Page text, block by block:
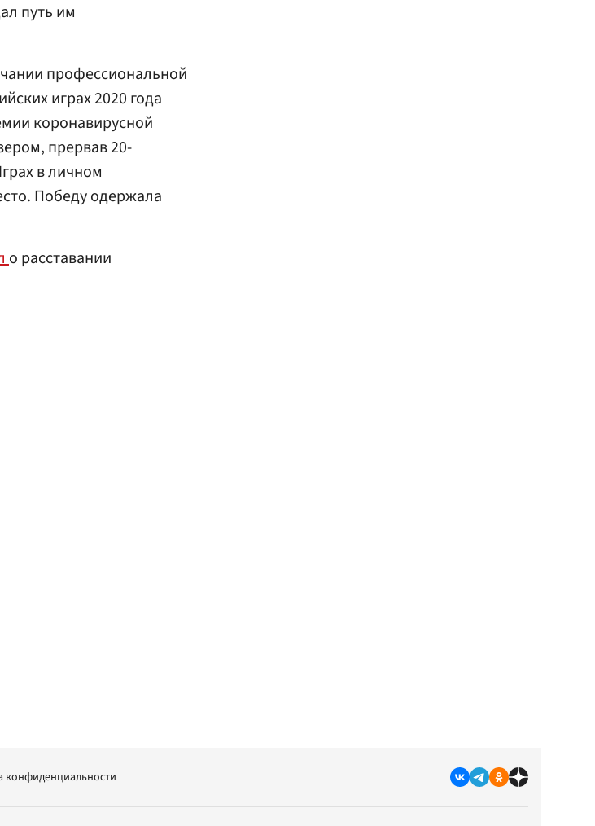
путь им
профессиональной
играх 2020 года
коронавирусной
прервав 20-
в личном
Победу одержала
о расставании
конфиденциальности